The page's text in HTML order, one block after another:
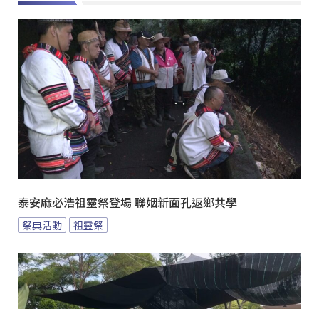
泰安麻必浩祖靈祭登場 聯姻新面孔返鄉共學
祭典活動 祖靈祭